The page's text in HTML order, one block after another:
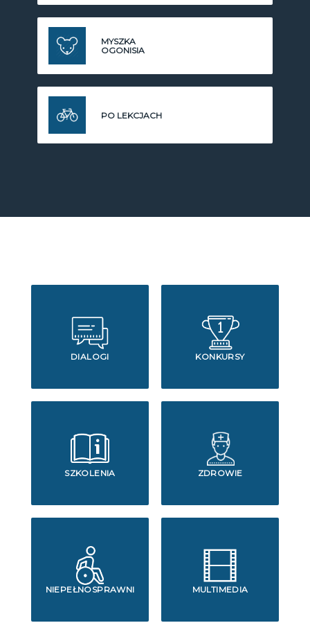
MYSZKA
OGONISIA
PO LEKCJACH
DIALOGI KONKURSY
SZKOLENIA ZDROWIE
NIEPEŁNOSPRAWNI MULTIMEDIA